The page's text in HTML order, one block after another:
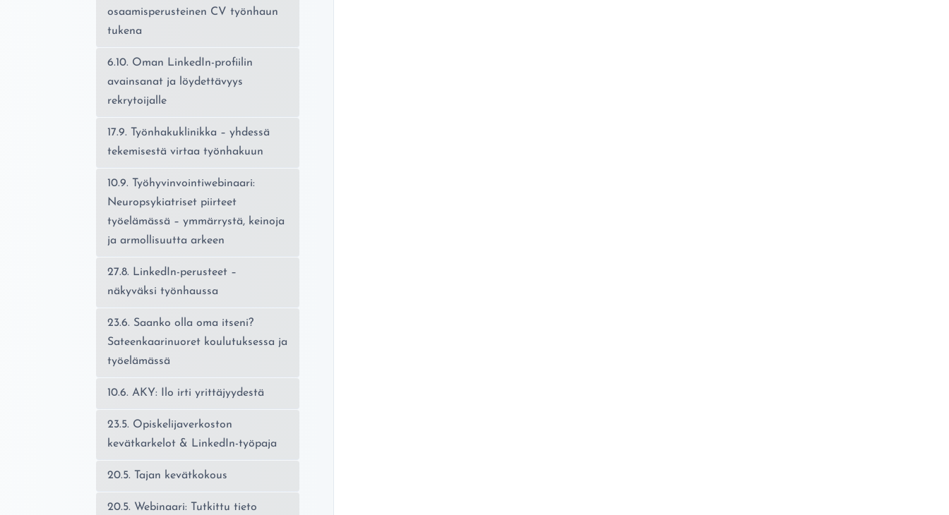
osaamisperusteinen CV työnhaun
tukena
6.10. Oman LinkedIn-profiilin
avainsanat ja löydettävyys
rekrytoijalle
17.9. Työnhakuklinikka – yhdessä
tekemisestä virtaa työnhakuun
10.9. Työhyvinvointiwebinaari:
Neuropsykiatriset piirteet
työelämässä – ymmärrystä, keinoja
ja armollisuutta arkeen
27.8. LinkedIn-perusteet –
näkyväksi työnhaussa
23.6. Saanko olla oma itseni?
Sateenkaarinuoret koulutuksessa ja
työelämässä
10.6. AKY: Ilo irti yrittäjyydestä
23.5. Opiskelijaverkoston
kevätkarkelot & LinkedIn-työpaja
20.5. Tajan kevätkokous
20.5. Webinaari: Tutkittu tieto